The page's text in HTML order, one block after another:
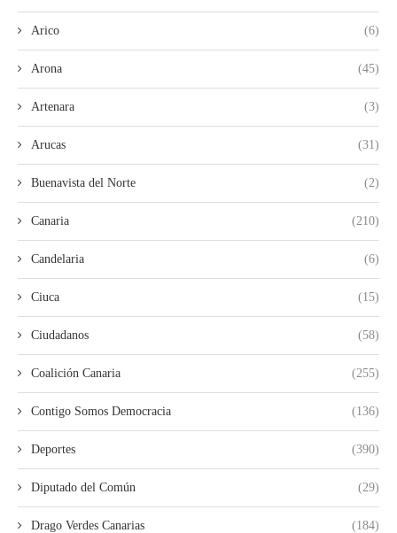
Arico (6)
Arona (45)
Artenara (3)
Arucas (31)
Buenavista del Norte (2)
Canaria (210)
Candelaria (6)
Ciuca (15)
Ciudadanos (58)
Coalición Canaria (255)
Contigo Somos Democracia (136)
Deportes (390)
Diputado del Común (29)
Drago Verdes Canarias (184)